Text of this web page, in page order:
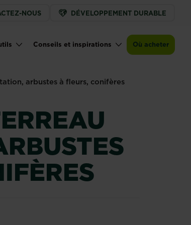
NOUS DÉVELOPPEMENT DURABLE
Conseils et inspirations Où acheter
arbustes à fleurs, conifères
Trouver un magasin